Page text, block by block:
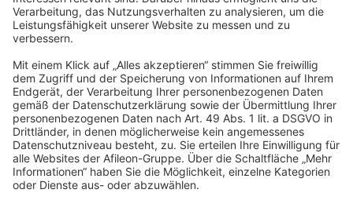
BFS Steuerberatung GmbH
Berliner Straße 75
info@b-f-s.de
Impressum
Datenschutz
Barrierefreiheitserklärung